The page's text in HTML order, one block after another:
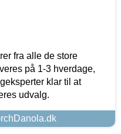
fra alle de store
på 1-3 hverdage,
klar til at
udvalg.